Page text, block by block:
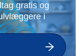
gratis og
i